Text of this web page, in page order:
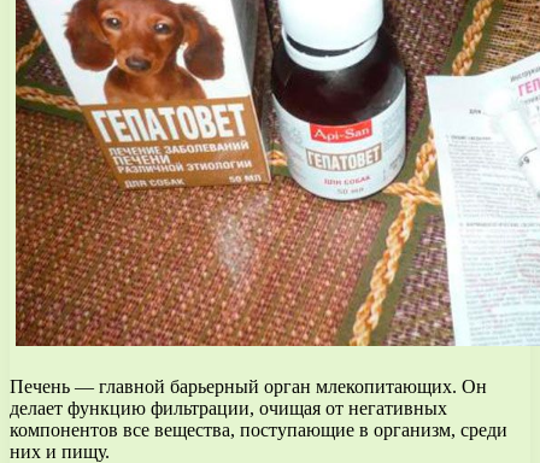
Печень — главной барьерный орган млекопитающих. Он
делает функцию фильтрации, очищая от негативных
компонентов все вещества, поступающие в организм, среди
них и пищу.